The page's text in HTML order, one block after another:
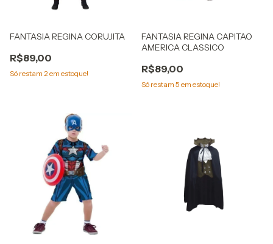
FANTASIA REGINA CORUJITA
R$89,00
Só restam 2em estoque!
FANTASIA REGINA CAPITAO
AMERICA CLASSICO
R$89,00
Só restam 5 em estoque!